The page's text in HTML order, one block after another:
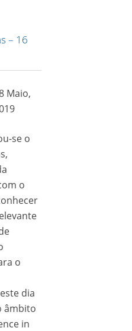
– 16
Maio,
se o
o
o
dia
âmbito
in